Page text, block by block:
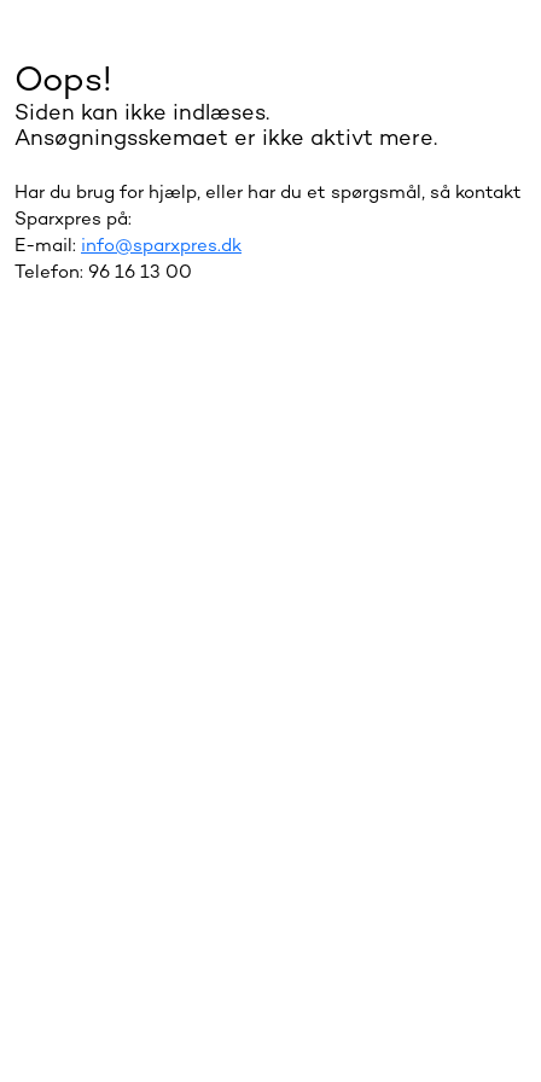
Oops!
Siden kan ikke indlæses.
Ansøgningsskemaet er ikke aktivt mere.
Har du brug for hjælp, eller har du et spørgsmål, så kontakt
Sparxpres på:
E-mail: info@sparxpres.dk
Telefon: 96 16 13 00